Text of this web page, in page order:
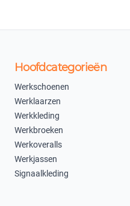
Hoofdcategorieën
Werkschoenen
Werklaarzen
Werkkleding
Werkbroeken
Werkoveralls
Werkjassen
Signaalkleding